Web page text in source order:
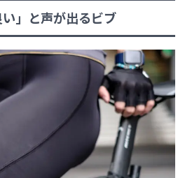
い」と声が出るビブ